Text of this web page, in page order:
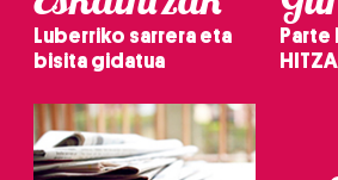
Luberriko sarrera eta
bisita gidatua
Parte